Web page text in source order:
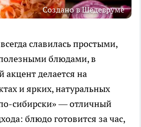
Создано в Шедевруме
славилась простыми,
блюдами, в
акцент делается на
и ярких, натуральных
по-сибирски» — отличный
блюдо готовится за час,